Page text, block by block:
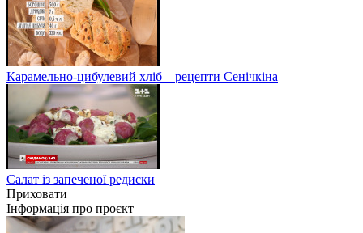
Карамельно-цибулевий хліб – рецепти Сенічкіна
Салат із запеченої редиски
Приховати
Інформація про проєкт